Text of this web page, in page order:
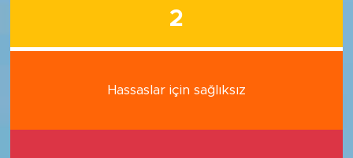
2
Hassaslar için sağlıksız